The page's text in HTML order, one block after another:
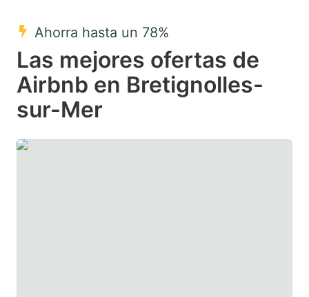
key
to
get
the
keyboard
shortcuts
to
get
the
shortcuts
Ahorra hasta un 78%
Las mejores ofertas de
Airbnb en Bretignolles-
sur-Mer